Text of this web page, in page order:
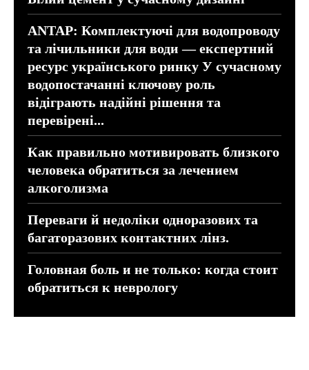
ANTAP: Комплектуючі для водопроводу
та лічильники для води — експертний
ресурс українського ринку У сучасному
водопостачанні ключову роль
відіграють надійні рішення та
перевірені...
Как правильно мотивировать близкого
человека обратиться за лечением
алкоголизма
Переваги й недоліки одноразових та
багаторазових контактних лінз.
Головная боль и не только: когда стоит
обратиться к неврологу